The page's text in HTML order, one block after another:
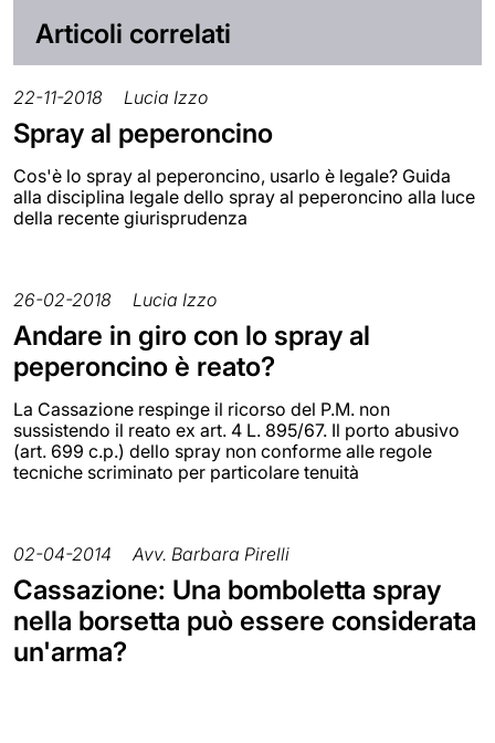
Articoli correlati
22-11-2018 Lucia Izzo
Spray al peperoncino
Cos'è lo spray al peperoncino, usarlo è legale? Guida
alla disciplina legale dello spray al peperoncino alla luce
della recente giurisprudenza
26-02-2018 Lucia Izzo
Andare in giro con lo spray al
peperoncino è reato?
La Cassazione respinge il ricorso del P.M. non
sussistendo il reato ex art. 4 L. 895/67. Il porto abusivo
(art. 699 c.p.) dello spray non conforme alle regole
tecniche scriminato per particolare tenuità
02-04-2014 Avv. Barbara Pirelli
Cassazione: Una bomboletta spray
nella borsetta può essere considerata
un'arma?